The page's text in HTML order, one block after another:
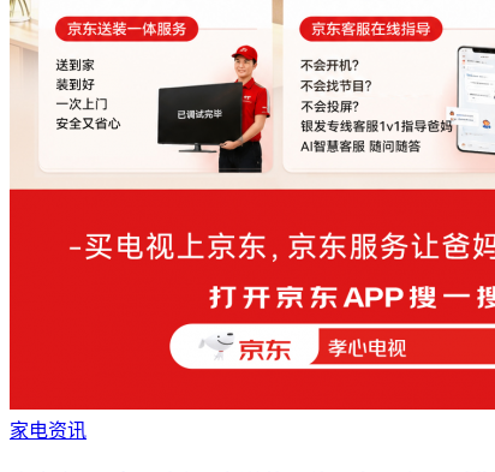
家电资讯